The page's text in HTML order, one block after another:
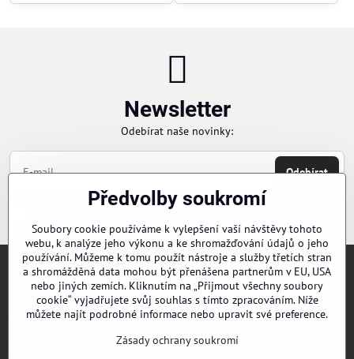
Newsletter
Odebírat naše novinky:
Odebírat
Chci se přihlásit k odběru novinek e-mailem
Objednávky
Kontakty
Naši distributoři
Předvolby soukromí
Soubory cookie používáme k vylepšení vaší návštěvy tohoto
webu, k analýze jeho výkonu a ke shromažďování údajů o jeho
používání. Můžeme k tomu použít nástroje a služby třetích stran
a shromážděná data mohou být přenášena partnerům v EU, USA
nebo jiných zemích. Kliknutím na „Přijmout všechny soubory
cookie“ vyjadřujete svůj souhlas s tímto zpracováním. Níže
můžete najít podrobné informace nebo upravit své preference.
Zásady ochrany soukromí